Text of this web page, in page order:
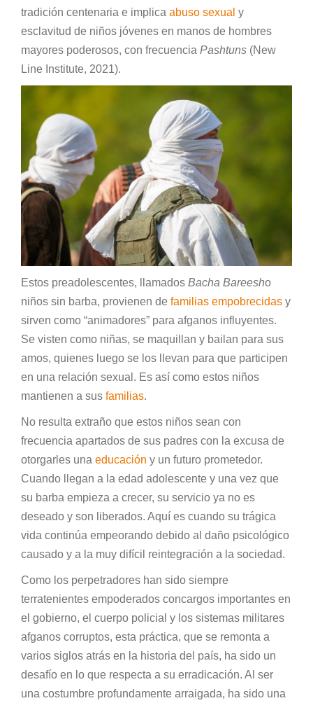
tradición centenaria e implica abuso sexual y
esclavitud de niños jóvenes en manos de hombres
mayores poderosos, con frecuencia Pashtuns (New
Line Institute, 2021).
Estos preadolescentes, llamados Bacha Bareesho
niños sin barba, provienen de familias empobrecidas y
sirven como “animadores” para afganos influyentes.
Se visten como niñas, se maquillan y bailan para sus
amos, quienes luego se los llevan para que participen
en una relación sexual. Es así como estos niños
mantienen a sus familias.
No resulta extraño que estos niños sean con
frecuencia apartados de sus padres con la excusa de
otorgarles una educación y un futuro prometedor.
Cuando llegan a la edad adolescente y una vez que
su barba empieza a crecer, su servicio ya no es
deseado y son liberados. Aquí es cuando su trágica
vida continúa empeorando debido al daño psicológico
causado y a la muy difícil reintegración a la sociedad.
Como los perpetradores han sido siempre
terratenientes empoderados concargos importantes en
el gobierno, el cuerpo policial y los sistemas militares
afganos corruptos, esta práctica, que se remonta a
varios siglos atrás en la historia del país, ha sido un
desafío en lo que respecta a su erradicación. Al ser
una costumbre profundamente arraigada, ha sido una